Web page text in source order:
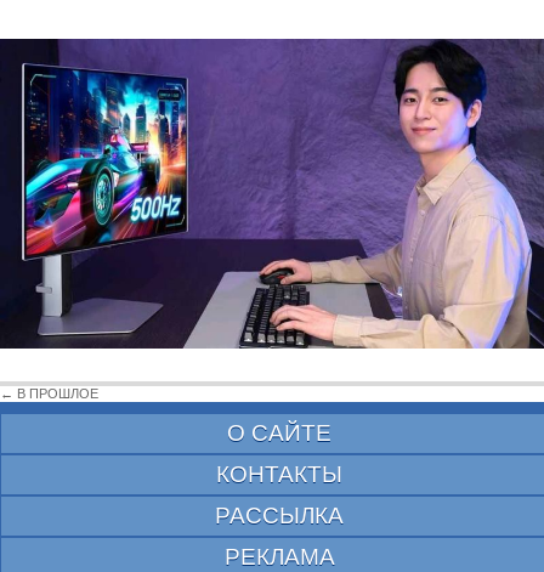
← В ПРОШЛОЕ
О САЙТЕ
КОНТАКТЫ
РАССЫЛКА
РЕКЛАМА